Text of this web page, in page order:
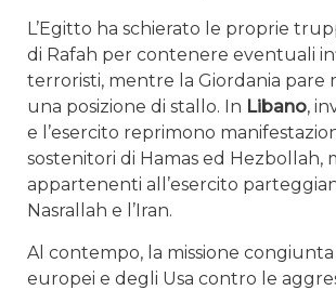
L’Egitto ha schierato le proprie
di Rafah per contenere eventuali
terroristi, mentre la Giordania pare
una posizione di stallo. In Libano,
e l’esercito reprimono
sostenitori di Hamas ed Hezbollah,
appartenenti all’esercito
Nasrallah e l’Iran.
Al contempo, la missione congiunta
europei e degli Usa contro le